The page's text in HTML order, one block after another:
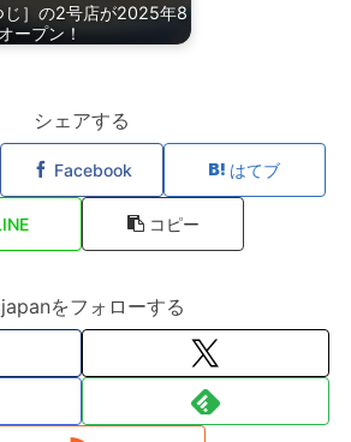
じ］の2号店が2025年8
ープン！
シェアする
Facebook はてブ
コピー
をフォローする